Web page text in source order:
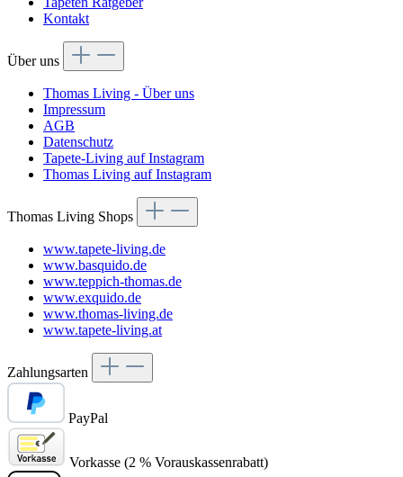
Kontakt
Über uns
Thomas Living - Über uns
Impressum
AGB
Datenschutz
Tapete-Living auf Instagram
Thomas Living auf Instagram
Thomas Living Shops
www.tapete-living.de
www.basquido.de
www.teppich-thomas.de
www.exquido.de
www.thomas-living.de
www.tapete-living.at
Zahlungsarten
PayPal
Vorkasse (2 % Vorauskassenrabatt)